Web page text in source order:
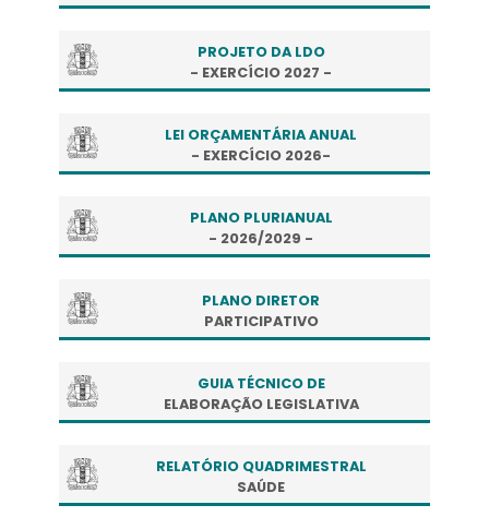
PROJETO DA LDO
- EXERCÍCIO 2027 -
LEI ORÇAMENTÁRIA ANUAL
- EXERCÍCIO 2026-
PLANO PLURIANUAL
- 2026/2029 -
PLANO DIRETOR
PARTICIPATIVO
GUIA TÉCNICO DE
ELABORAÇÃO LEGISLATIVA
RELATÓRIO QUADRIMESTRAL
SAÚDE